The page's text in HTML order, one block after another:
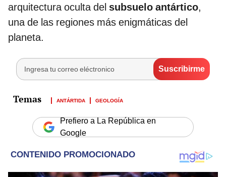
arquitectura oculta del subsuelo antártico,
una de las regiones más enigmáticas del
planeta.
ANTÁRTIDA GEOLOGÍA
Prefiero a La República en
Google